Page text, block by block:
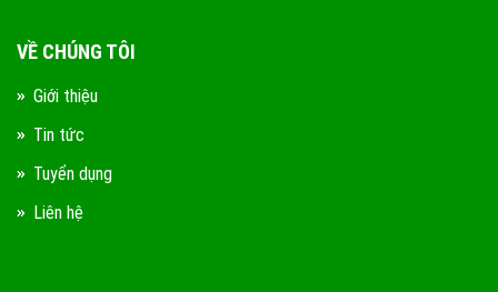
VỀ CHÚNG TÔI
Giới thiệu
Tin tức
Tuyển dụng
Liên hệ